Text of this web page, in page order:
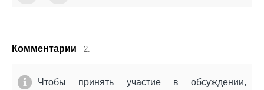
Комментарии 2.
Чтобы принять участие в обсуждении,